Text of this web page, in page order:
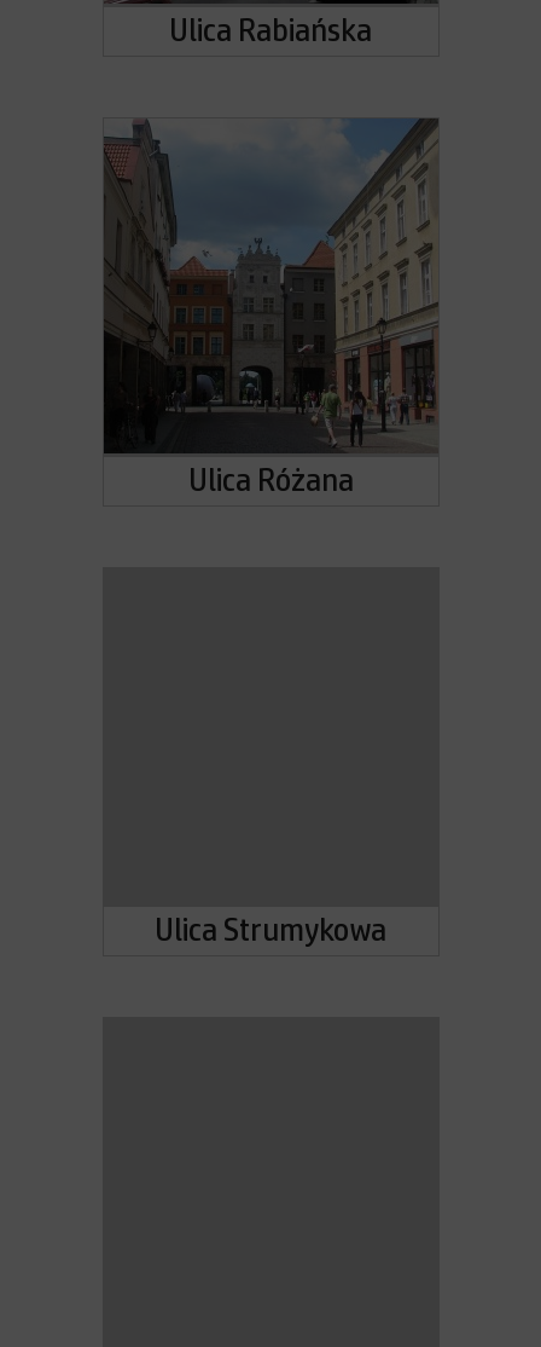
Ulica Rabiańska
Ulica Różana
Ulica Strumykowa